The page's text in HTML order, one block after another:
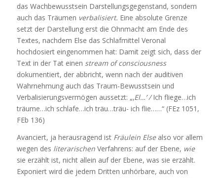
das Wachbewusstsein Darstellungsgegenstand, sondern
auch das Träumen verbalisiert. Eine absolute Grenze
setzt der Darstellung erst die Ohnmacht am Ende des
Textes, nachdem Else das Schlafmittel Veronal
hochdosiert eingenommen hat: Damit zeigt sich, dass der
Text in der Tat einen stream of consciousness
dokumentiert, der abbricht, wenn nach der auditiven
Wahrnehmung auch das Traum-Bewusstsein und
Verbalisierungsvermögen aussetzt: „‚El…’ /Ich fliege…ich
träume…ich schlafe…ich träu…träu- ich flie……“ (FEz 1051,
FEb 136)
Avanciert, ja herausragend ist Fräulein Elsealso vor allem
wegen des literarischen Verfahrens: auf der Ebene, wie
sie erzählt ist, nicht allein auf der Ebene, was sie erzählt.
Exponiert wird die jedem Dritten unhörbare, auch von